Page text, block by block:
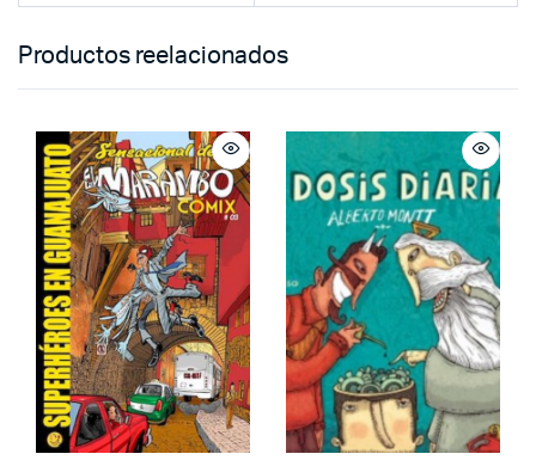
Productos reelacionados